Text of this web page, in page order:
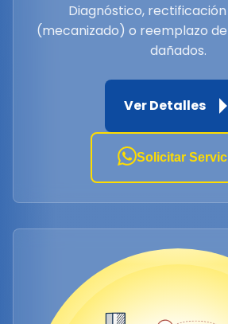
Diagnóstico,
(mecanizado) o reemplazo
dañados.
Ver Detalles
Solicitar